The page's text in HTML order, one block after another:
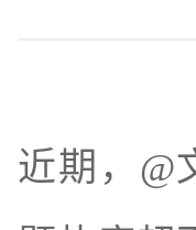
近期，@